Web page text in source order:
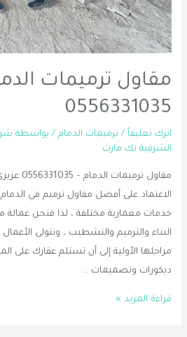
مقاول ترميمات
0556331035
اترك تعليقاً / ترميمات الدمام / بواسطة
الشرقية تك مارت
مقاول
الاعتماد على أفضل مقاول ترميم في
خدمات معمارية مختلفة ، لذا فنحن
البناء والترميم والتشطيب ، ونتولى
مراحلها الأولية إلى أن تستلم عقارك على
ديكورات وتصميمات …
مقاول
قراءة المزيد »